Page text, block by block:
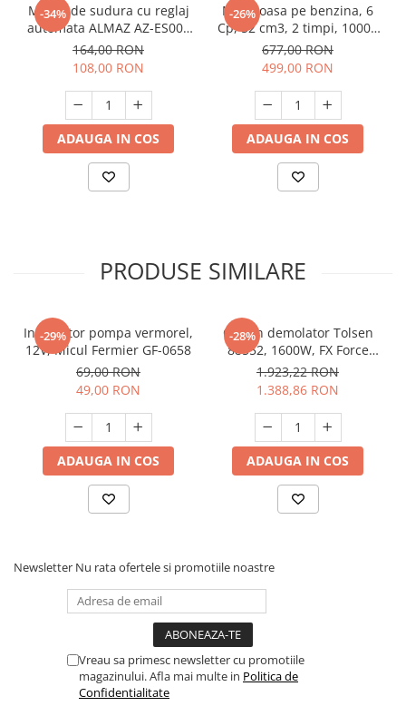
-34%
Masca de sudura cu reglaj
automata ALMAZ AZ-ES008
BY350E-ROSE, Cristale
Lichide
164,00 RON
108,00 RON
ADAUGA IN COS
-26%
Motocoasa pe benzina, 6
Cp, 52 cm3, 2 timpi, 10000
Rpm, accesorii incluse,
cadou 3 mosor fir,
YAMAMOTO
677,00 RON
499,00 RON
ADAUGA IN COS
PRODUSE SIMILARE
-29%
Incarcator pompa vermorel,
12V, Micul Fermier GF-0658
69,00 RON
49,00 RON
ADAUGA IN COS
-28%
Ciocan demolator Tolsen
88552, 1600W, FX Force
Xpress
1.923,22 RON
1.388,86 RON
ADAUGA IN COS
Newsletter Nu rata ofertele si promotiile noastre
Vreau sa primesc newsletter cu promotiile
magazinului. Afla mai multe in Politica de
Confidentialitate